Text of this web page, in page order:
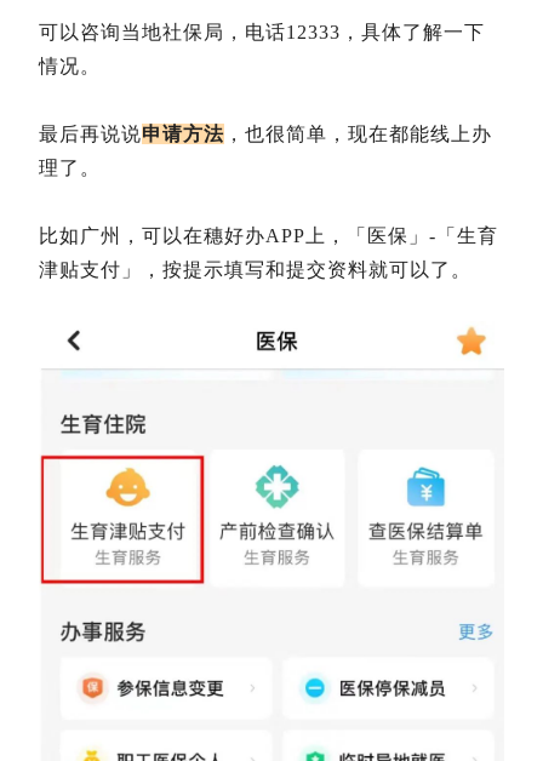
可以咨询当地社保局，电话12333，具体了解一下
情况。
最后再说说申请方法 ，也很简单，现在都能线上办
理了。
比如广州，可以在穗好办APP上，「医保」-「生育
津贴支付」，按提示填写和提交资料就可以了。